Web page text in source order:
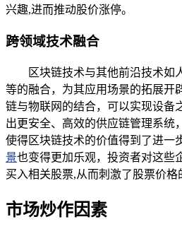
兴趣,进而推动股价涨停。
跨领域技术融合
区块链技术与其他前沿技术如
等的融合，为其应用场景的拓展开
链与物联网的结合，可以实现设备
出更安全、高效的供应链管理系统
使得区块链技术的价值得到了进一
景也变得更加乐观，投资者对这些
买入相关股票,从而刺激了股票价格
市场炒作因素